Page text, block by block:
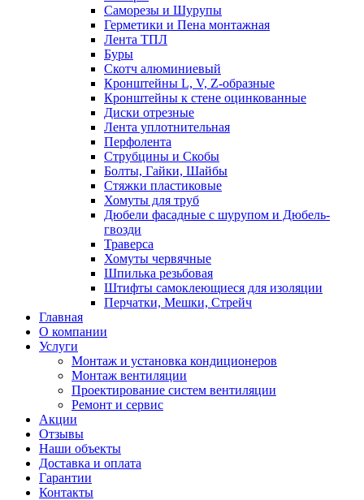
Саморезы и Шурупы
Герметики и Пена монтажная
Лента ТПЛ
Буры
Скотч алюминиевый
Кронштейны L, V, Z-образные
Кронштейны к стене оцинкованные
Диски отрезные
Лента уплотнительная
Перфолента
Струбцины и Скобы
Болты, Гайки, Шайбы
Стяжки пластиковые
Хомуты для труб
Дюбели фасадные с шурупом и Дюбель-
гвозди
Траверса
Хомуты червячные
Шпилька резьбовая
Штифты самоклеющиеся для изоляции
Перчатки, Мешки, Стрейч
Главная
О компании
Услуги
Монтаж и установка кондиционеров
Монтаж вентиляции
Проектирование систем вентиляции
Ремонт и сервис
Акции
Отзывы
Наши объекты
Доставка и оплата
Гарантии
Контакты